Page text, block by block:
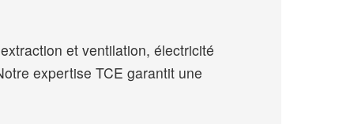
et ventilation, électricité
expertise TCE garantit une